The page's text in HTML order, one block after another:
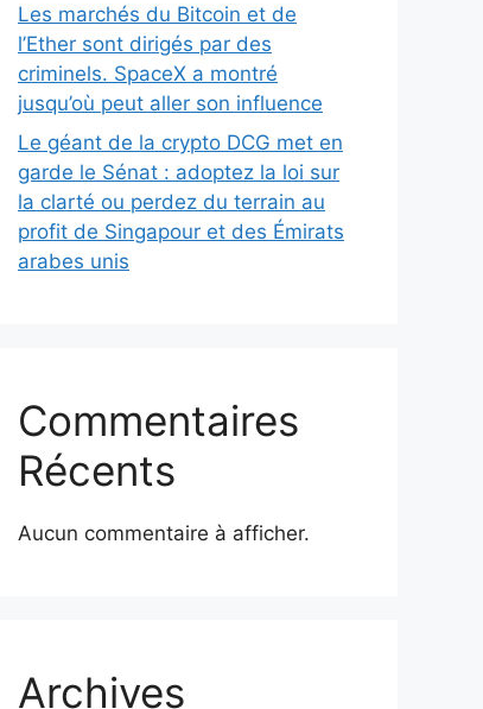
Les marchés du Bitcoin et de
l’Ether sont dirigés par des
criminels. SpaceX a montré
jusqu’où peut aller son influence
Le géant de la crypto DCG met en
garde le Sénat : adoptez la loi sur
la clarté ou perdez du terrain au
profit de Singapour et des Émirats
arabes unis
Commentaires
Récents
Aucun commentaire à afficher.
Archives